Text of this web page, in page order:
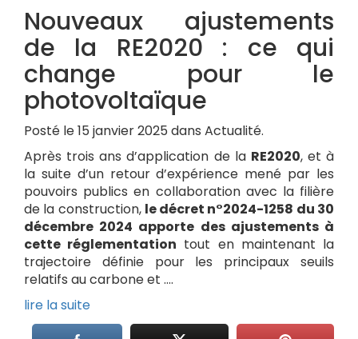
Nouveaux ajustements
de la RE2020 : ce qui
change pour le
photovoltaïque
Posté le 15 janvier 2025 dans Actualité.
Après trois ans d’application de la RE2020, et à
la suite d’un retour d’expérience mené par les
pouvoirs publics en collaboration avec la filière
de la construction, le décret n°2024-1258 du 30
décembre 2024 apporte des ajustements à
cette réglementation tout en maintenant la
trajectoire définie pour les principaux seuils
relatifs au carbone et ….
lire la suite